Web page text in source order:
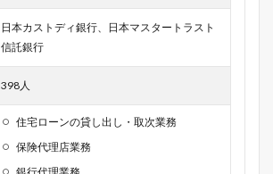
日本カストディ銀行、日本マスタートラスト
信託銀行
398人
住宅ローンの貸し出し・取次業務
保険代理店業務